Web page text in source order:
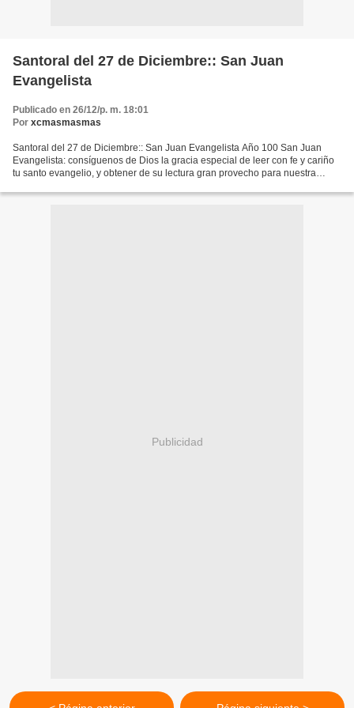
Santoral del 27 de Diciembre:: San Juan
Evangelista
Publicado en 26/12/p. m. 18:01
Por xcmasmasmas
Santoral del 27 de Diciembre:: San Juan Evangelista Año 100 San Juan
Evangelista: consíguenos de Dios la gracia especial de leer con fe y cariño
tu santo evangelio, y obtener de su lectura gran provecho para nuestra
Publicidad